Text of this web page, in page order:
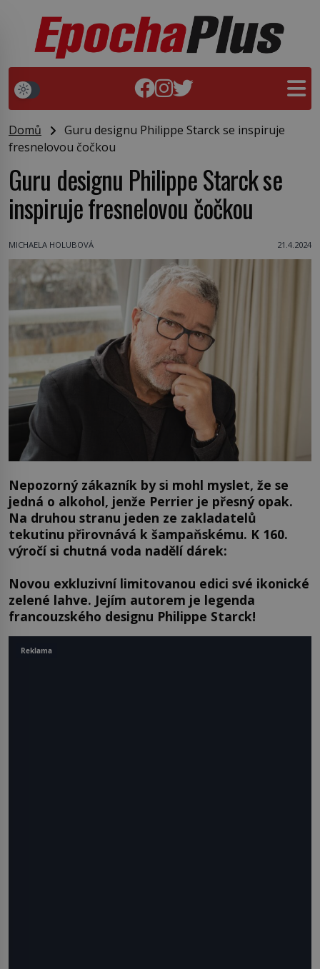
Domů
Guru designu Philippe Starck se inspiruje
fresnelovou čočkou
Guru designu Philippe Starck se
inspiruje fresnelovou čočkou
MICHAELA HOLUBOVÁ 21.4.2024
Nepozorný zákazník by si mohl myslet, že se
jedná o alkohol, jenže Perrier je přesný opak.
Na druhou stranu jeden ze zakladatelů
tekutinu přirovnává k šampaňskému. K 160.
výročí si chutná voda nadělí dárek:
Novou exkluzivní limitovanou edici své ikonické
zelené lahve. Jejím autorem je legenda
francouzského designu Philippe Starck!
Reklama